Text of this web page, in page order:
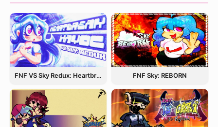
FNF VS Sky Redux: Heartbreak Havoc FNF Sky: REBORN